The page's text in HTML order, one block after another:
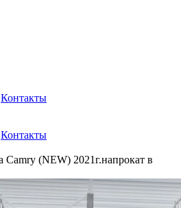
Контакты
Контакты
Camry (NEW) 2021г.напрокат в